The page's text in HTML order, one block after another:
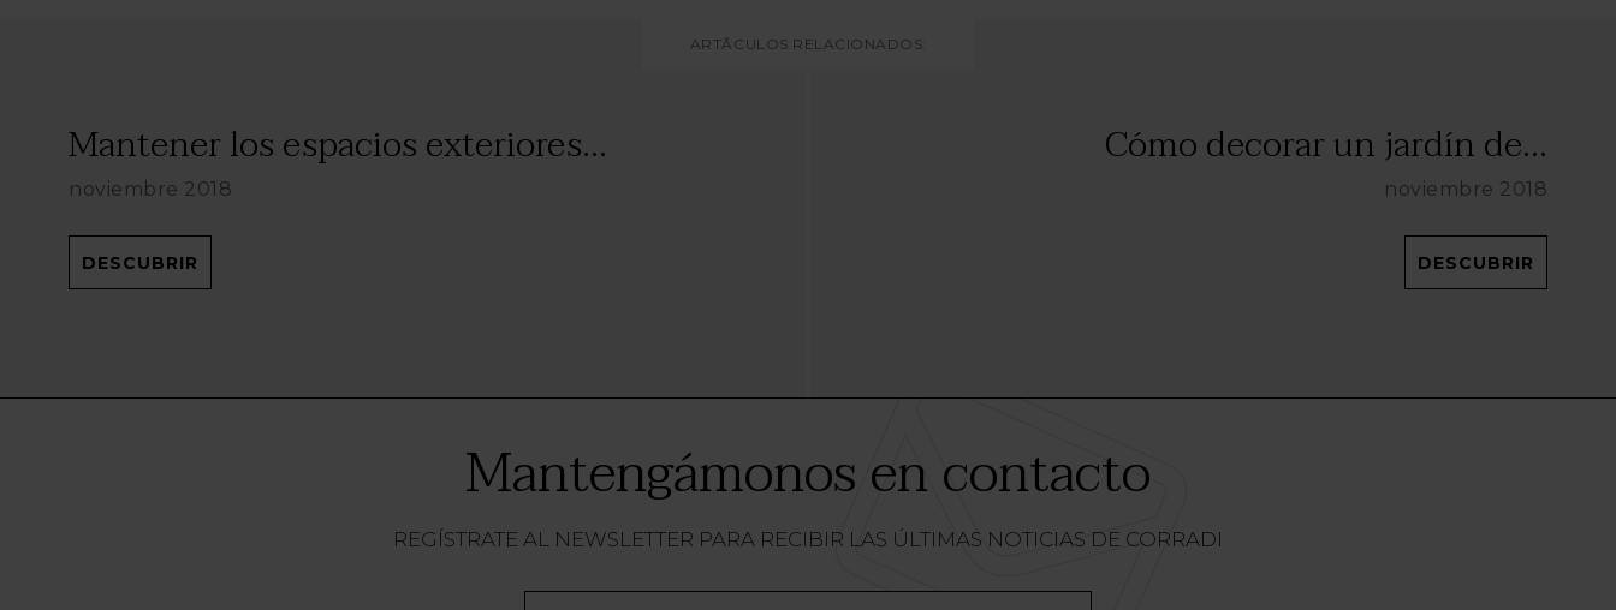
ARTÃCULOS RELACIONADOS:
Mantener los espacios exteriores...
noviembre 2018
DESCUBRIR
Cómo decorar un jardín de...
noviembre 2018
DESCUBRIR
Mantengámonos en contacto
REGÍSTRATE AL NEWSLETTER PARA RECIBIR LAS ÚLTIMAS NOTICIAS DE CORRADI